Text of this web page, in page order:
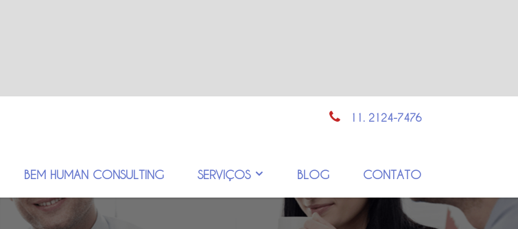
11. 2124-7476
BEM HUMAN CONSULTING SERVIÇOS BLOG CONTATO